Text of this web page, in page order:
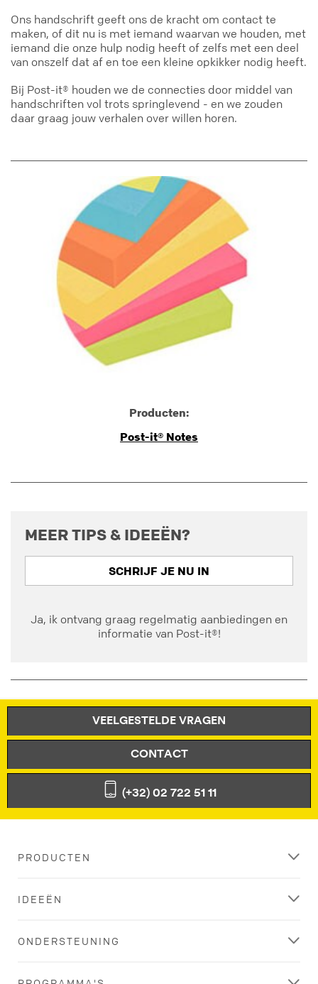
Ons handschrift geeft ons de kracht om contact te
maken, of dit nu is met iemand waarvan we houden, met
iemand die onze hulp nodig heeft of zelfs met een deel
van onszelf dat af en toe een kleine opkikker nodig heeft.
Bij Post-it® houden we de connecties door middel van
handschriften vol trots springlevend - en we zouden
daar graag jouw verhalen over willen horen.
Producten:
Post-it® Notes
MEER TIPS & IDEEËN?
SCHRIJF JE NU IN
Ja, ik ontvang graag regelmatig aanbiedingen en
informatie van Post-it®!
VEELGESTELDE VRAGEN
CONTACT
(+32) 02 722 51 11
PRODUCTEN
IDEEËN
ONDERSTEUNING